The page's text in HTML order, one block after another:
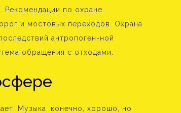
Рекомендации по охране
и мостовых переходов. Охрана
антропоген-ной
обращения с отходами.
Музыка, конечно, хорошо, но